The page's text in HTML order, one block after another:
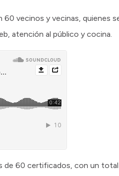
60 vecinos y vecinas,
atención al público y cocina.
de 60 certificados, con un